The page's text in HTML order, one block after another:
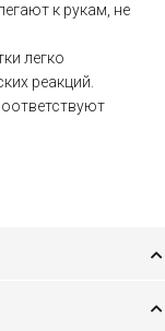
к рукам, не
легко
реакций.